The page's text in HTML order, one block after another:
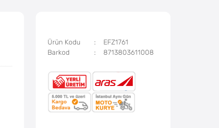
Ürün Kodu
EFZ1761
Barkod
8713803611008